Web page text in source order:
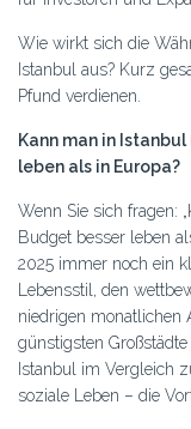
Wie wirkt sich die
Istanbul aus? Kurz
Pfund verdienen.
Kann man in
leben als in Europa?
Wenn Sie sich fragen:
Budget besser leben
2025 immer noch ein
Lebensstil, den
niedrigen monatlichen
günstigsten
Istanbul im Vergleich
soziale Leben – die